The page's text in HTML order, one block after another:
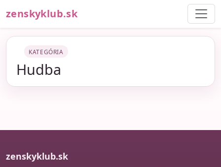
zenskyklub.sk
KATEGÓRIA
Hudba
zenskyklub.sk